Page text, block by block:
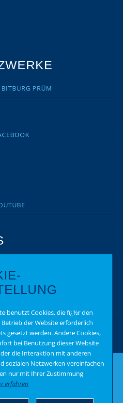
PRÜM
Prüm
benutzt Cookies, die fï¿½r den
der Website erforderlich
gesetzt werden. Andere Cookies,
bei Benutzung dieser Website
die Interaktion mit anderen
sozialen Netzwerken vereinfachen
nur mit Ihrer Zustimmung
erfahren